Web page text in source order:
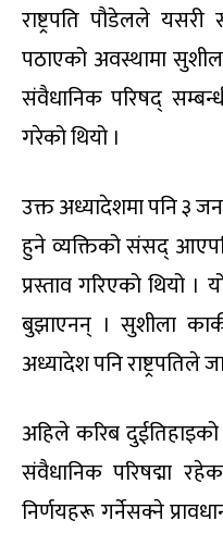
राष्ट्रपति पौडेलले यसरी
पठाएको अवस्थामा
संवैधानिक परिषद्
गरेको थियो ।
उक्त अध्यादेशमा पनि ३
हुने व्यक्तिको संसद्
प्रस्ताव गरिएको थियो ।
बुझाएनन् । सुशीला
अध्यादेश पनि राष्ट्रपतिले
अहिले करिब
संवैधानिक परिषद्मा
निर्णयहरू गर्नेसक्ने